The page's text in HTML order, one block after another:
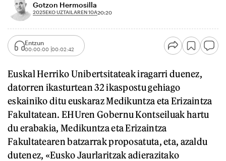
Gotzon Hermosilla
2025EKO UZTAILAREN 10A20:20
Entzun
00:00:00 00:02:42
Euskal Herriko Unibertsitateak iragarri duenez,
datorren ikasturtean 32 ikaspostu gehiago
eskainiko ditu euskaraz Medikuntza eta Erizaintza
Fakultatean. EHUren Gobernu Kontseiluak hartu
du erabakia, Medikuntza eta Erizaintza
Fakultatearen batzarrak proposatuta, eta, azaldu
dutenez, «Eusko Jaurlaritzak adierazitako